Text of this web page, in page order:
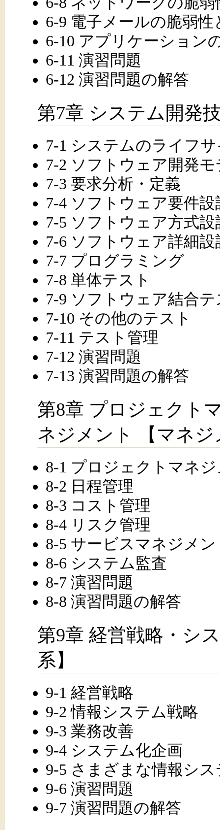
6-9 電子メールの脆弱性
6-10 アプリケーション
6-11 演習問題
6-12 演習問題の解答
第7章 システム開発
7-1 システムのライフ
7-2 ソフトウェア開発
7-3 要求分析・定義
7-4 ソフトウェア要件設
7-5 ソフトウェア方式設
7-6 ソフトウェア詳細設
7-7 プログラミング
7-8 単体テスト
7-9 ソフトウェア結合
7-10 その他のテスト
7-11 テスト管理
7-12 演習問題
7-13 演習問題の解答
第8章 プロジェクト
ネジメント 【マネ
8-1 プロジェクトマネ
8-2 日程管理
8-3 コスト管理
8-4 リスク管理
8-5 サービスマネジメン
8-6 システム監査
8-7 演習問題
8-8 演習問題の解答
第9章 経営戦略・シ
系】
9-1 経営戦略
9-2 情報システム戦略
9-3 業務改善
9-4 システム化企画
9-5 さまざまな情報シ
9-6 演習問題
9-7 演習問題の解答